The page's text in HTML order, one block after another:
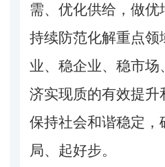
需、优化供给，做优
持续防范化解重点领
业、稳企业、稳市
济实现质的有效提升
保持社会和谐稳定，
局、起好步。